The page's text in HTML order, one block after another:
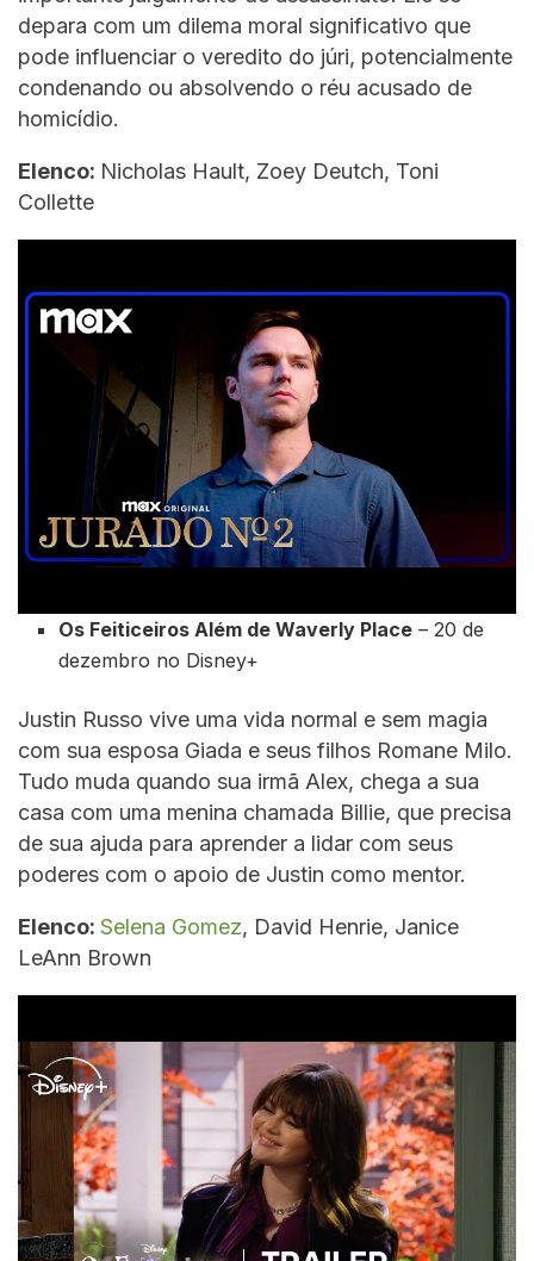
depara com um dilema moral significativo que
pode influenciar o veredito do júri, potencialmente
condenando ou absolvendo o réu acusado de
homicídio.
Elenco: Nicholas Hault, Zoey Deutch, Toni
Collette
Os Feiticeiros Além de Waverly Place – 20 de
dezembro no Disney+
Justin Russo vive uma vida normal e sem magia
com sua esposa Giada e seus filhos Romane Milo.
Tudo muda quando sua irmã Alex, chega a sua
casa com uma menina chamada Billie, que precisa
de sua ajuda para aprender a lidar com seus
poderes com o apoio de Justin como mentor.
Elenco: Selena Gomez, David Henrie, Janice
LeAnn Brown